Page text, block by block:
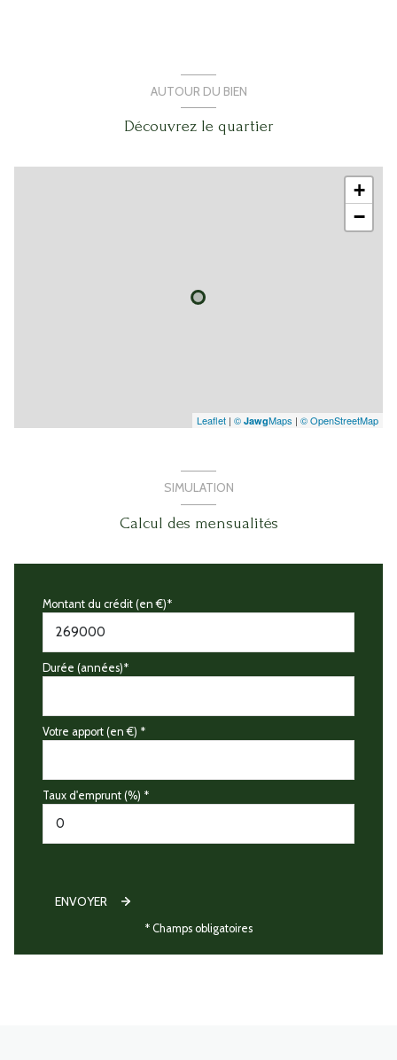
AUTOUR DU BIEN
Découvrez le quartier
+
−
Leaflet | © JawgMaps | © OpenStreetMap
SIMULATION
Calcul des mensualités
Montant du crédit (en €)*
Durée (années)*
Votre apport (en €) *
Taux d'emprunt (%) *
ENVOYER
* Champs obligatoires